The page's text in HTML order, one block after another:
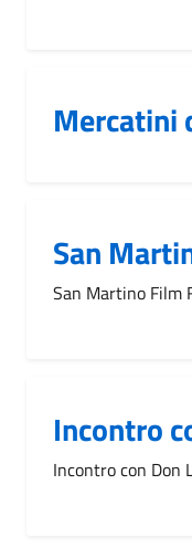
Mercatini
San
San Martino Film
Incontro
Incontro con Don